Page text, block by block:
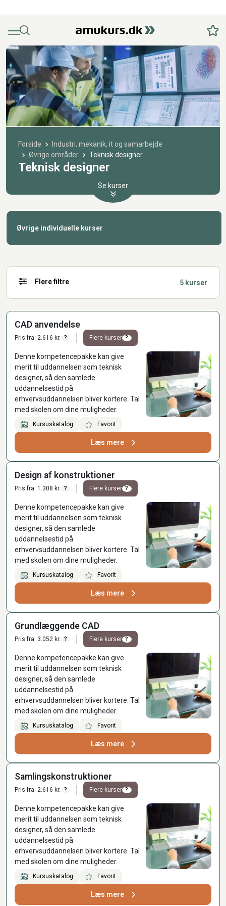
MenuSøg
Forside
Industri, mekanik, it og samarbejde
Øvrige områder
Teknisk designer
Teknisk designer
Se kurser
Øvrige individuelle kurser
Flere filtre 5 kurser
CAD anvendelse
Pris fra: 2.616 kr. ? Flere kurser ?
Denne kompetencepakke kan give
merit til uddannelsen som teknisk
designer, så den samlede
uddannelsestid på
erhvervsuddannelsen bliver kortere. Tal
med skolen om dine muligheder.
Kursuskatalog Favorit
Læs mere
Design af konstruktioner
Pris fra: 1.308 kr. ? Flere kurser ?
Denne kompetencepakke kan give
merit til uddannelsen som teknisk
designer, så den samlede
uddannelsestid på
erhvervsuddannelsen bliver kortere. Tal
med skolen om dine muligheder.
Kursuskatalog Favorit
Læs mere
Grundlæggende CAD
Pris fra: 3.052 kr. ? Flere kurser ?
Denne kompetencepakke kan give
merit til uddannelsen som teknisk
designer, så den samlede
uddannelsestid på
erhvervsuddannelsen bliver kortere. Tal
med skolen om dine muligheder.
Kursuskatalog Favorit
Læs mere
Samlingskonstruktioner
Pris fra: 2.616 kr. ? Flere kurser ?
Denne kompetencepakke kan give
merit til uddannelsen som teknisk
designer, så den samlede
uddannelsestid på
erhvervsuddannelsen bliver kortere. Tal
med skolen om dine muligheder.
Kursuskatalog Favorit
Læs mere